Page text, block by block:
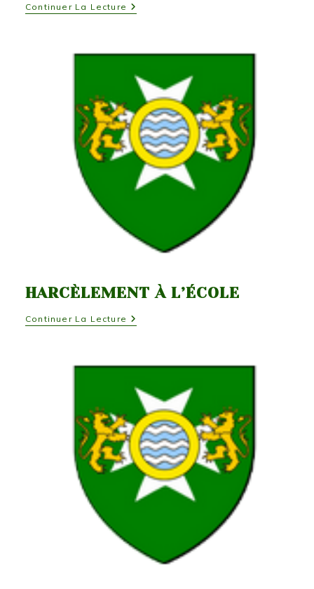
Continuer La Lecture Vacances
De
2018
HARCÈLEMENT À L’ÉCOLE
Continuer La Lecture Harcèlement
À